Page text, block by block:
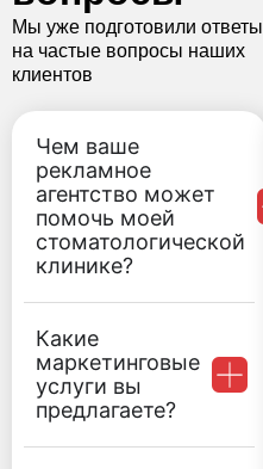
Мы уже подготовили ответы
на частые вопросы наших
клиентов
Чем ваше
рекламное
агентство может
помочь моей
стоматологической
клинике?
Какие
маркетинговые
услуги вы
предлагаете?